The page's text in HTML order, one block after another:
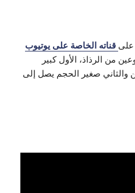
على قناته الخاصة على يوتيوب
أن هناك نوعين من الرذاذ، الأول كبير
والثاني صغير الحجم يصل إلى